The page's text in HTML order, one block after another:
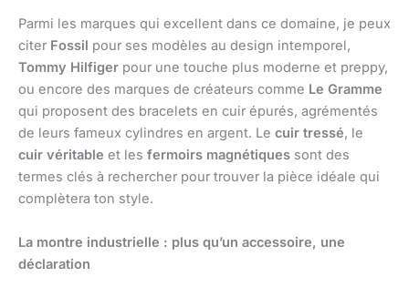
Parmi les marques qui excellent dans ce domaine, je peux
citer Fossil pour ses modèles au design intemporel,
Tommy Hilfiger pour une touche plus moderne et preppy,
ou encore des marques de créateurs comme Le Gramme
qui proposent des bracelets en cuir épurés, agrémentés
de leurs fameux cylindres en argent. Le cuir tressé, le
cuir véritable et les fermoirs magnétiques sont des
termes clés à rechercher pour trouver la pièce idéale qui
complètera ton style.
La montre industrielle : plus qu’un accessoire, une
déclaration